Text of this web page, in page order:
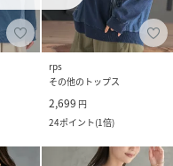
rps
その他のトップス
2,699 円
24ポイント(1倍)